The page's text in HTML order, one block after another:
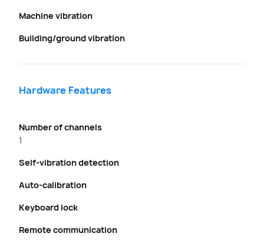
Machine vibration
Building/ground vibration
Hardware Features
Number of channels
1
Self-vibration detection
Auto-calibration
Keyboard lock
Remote communication